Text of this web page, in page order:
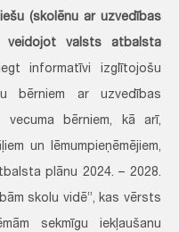
(skolēnu ar uzvedības
veidojot valsts atbalsta
informatīvi izglītojošu
bērniem ar uzvedības
bērniem, kā arī,
un lēmumpieņēmējiem,
plānu 2024. – 2028.
skolu vidē”, kas vērsts
sekmīgu iekļaušanu